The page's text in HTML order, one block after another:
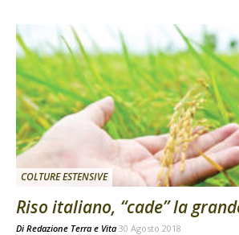
COLTURE ESTENSIVE
Riso italiano, “cade” la
Di Redazione Terra e Vita 30 Agosto 2018